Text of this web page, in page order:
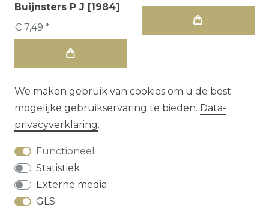
Buijnsters P J [1984]
€ 7,49 *
We maken gebruik van cookies om u de best
mogelijke gebruikservaring te bieden. Data­
privacy­verklaring.
Functioneel
Statistiek
Externe media
GLS